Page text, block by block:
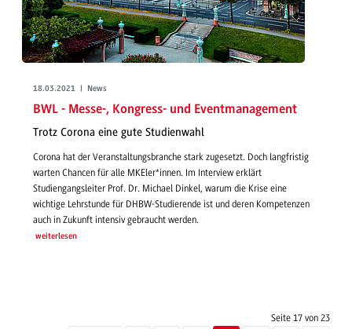
18.03.2021 | News
BWL - Messe-, Kongress- und Eventmanagement
Trotz Corona eine gute Studienwahl
Corona hat der Veranstaltungsbranche stark zugesetzt. Doch langfristig
warten Chancen für alle MKEler*innen. Im Interview erklärt
Studiengangsleiter Prof. Dr. Michael Dinkel, warum die Krise eine
wichtige Lehrstunde für DHBW-Studierende ist und deren Kompetenzen
auch in Zukunft intensiv gebraucht werden.
weiterlesen
Seite 17 von 23